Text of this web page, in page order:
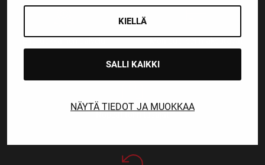
KIELLÄ
SALLI KAIKKI
NÄYTÄ TIEDOT JA MUOKKAA